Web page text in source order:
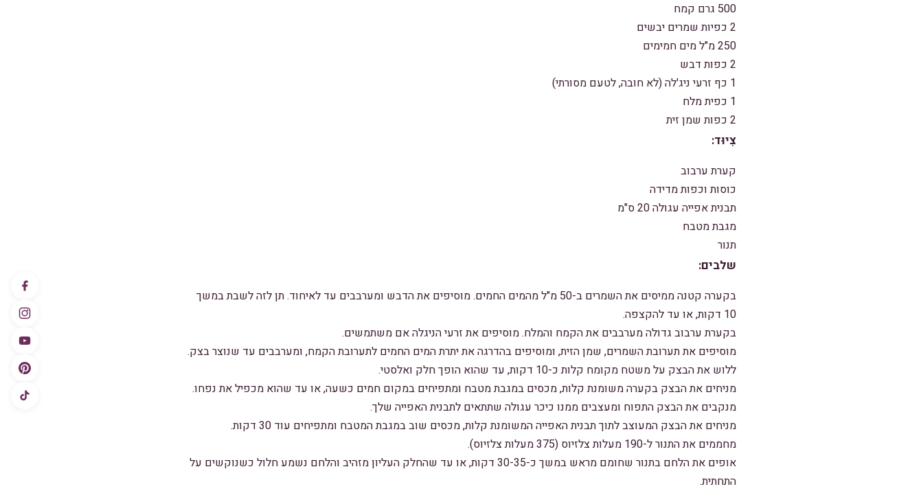
500 גרם קמח
2 כפיות שמרים יבשים
250 מ"ל מים חמימים
2 כפות דבש
1 כף זרעי ניג'לה (לא חובה, לטעם מסורתי)
1 כפית מלח
2 כפות שמן זית
צִיוּד:
קערת ערבוב
כוסות וכפות מדידה
תבנית אפייה עגולה 20 ס"מ
מגבת מטבח
תנור
שלבים:
בקערה קטנה ממיסים את השמרים ב-50 מ"ל מהמים החמים. מוסיפים את הדבש ומערבבים עד לאיחוד. תן לזה לשבת במשך
10 דקות, או עד להקצפה.
בקערת ערבוב גדולה מערבבים את הקמח והמלח. מוסיפים את זרעי הניגלה אם משתמשים.
מוסיפים את תערובת השמרים, שמן הזית, ומוסיפים בהדרגה את יתרת המים החמים לתערובת הקמח, ומערבבים עד שנוצר בצק.
ללוש את הבצק על משטח מקומח קלות כ-10 דקות, עד שהוא הופך חלק ואלסטי.
מניחים את הבצק בקערה משומנת קלות, מכסים במגבת מטבח ומתפיחים במקום חמים כשעה, או עד שהוא מכפיל את נפחו.
מנקבים את הבצק התפוח ומעצבים ממנו כיכר עגולה שתתאים לתבנית האפייה שלך.
מניחים את הבצק המעוצב לתוך תבנית האפייה המשומנת קלות, מכסים שוב במגבת המטבח ומתפיחים עוד 30 דקות.
מחממים את התנור ל-190 מעלות צלזיוס (375 מעלות צלזיוס).
אופים את הלחם בתנור שחומם מראש במשך כ-30-35 דקות, או עד שהחלק העליון מזהיב והלחם נשמע חלול כשנוקשים על
התחתית.